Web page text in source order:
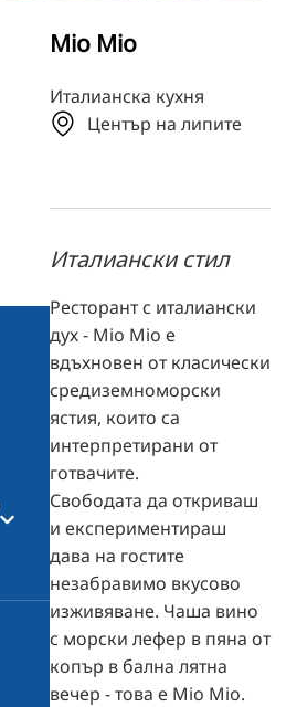
UK
Mio Mio
Италианска кухня
Център на липите
Италиански стил
Ресторант с италиански
дух - Mio Mio е
вдъхновен от класически
средиземноморски
ястия, които са
интерпретирани от
готвачите.
Свободата да откриваш
и експериментираш
дава на гостите
незабравимо вкусово
изживяване. Чаша вино
с морски лефер в пяна от
копър в бална лятна
вечер - това е Mio Mio.